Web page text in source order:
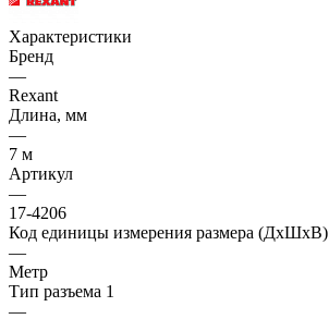
Характеристики
Бренд
—
Rexant
Длина, мм
—
7 м
Артикул
—
17-4206
Код единицы измерения размера (ДхШхВ)
—
Метр
Тип разъема 1
—